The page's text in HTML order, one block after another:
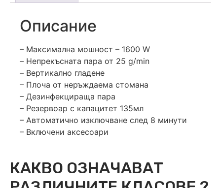
Описание
– Максимална мошност – 1600 W
– Непрекъсната пара от 25 g/min
– Вертикално гладене
– Плоча от неръждаема стомана
– Дезинфекцираща пара
– Резервоар с капацитет 135мл
– Автоматично изключване след 8 минути
– Включени аксесоари
КАКВО ОЗНАЧАВАТ